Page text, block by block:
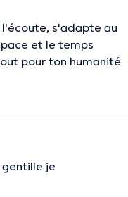
s'adapte au
et le temps
pour ton humanité
je